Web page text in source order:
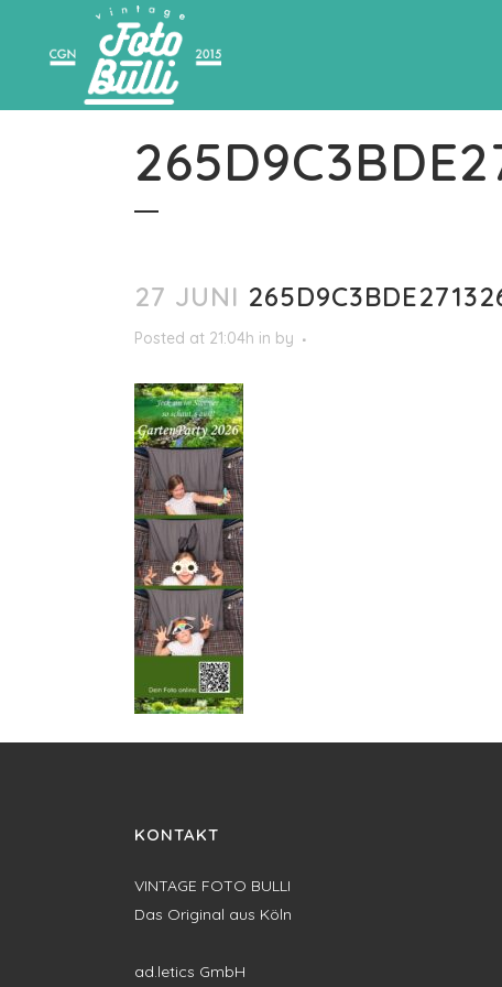
27 JUNI
Posted at 21:04h in by
KONTAKT
VINTAGE FOTO BULLI
Das Original aus Köln
ad.letics GmbH